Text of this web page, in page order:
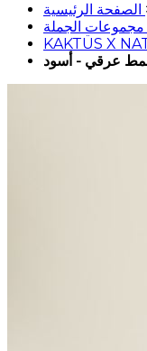
الصفحة الرئيسية
مجموعات الجملة
KAKTÜS X
عرقي - أسود